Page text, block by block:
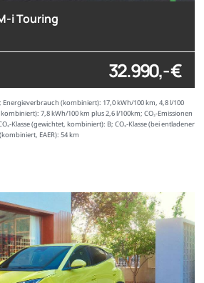
i Touring
32.990,- €
Energieverbrauch (kombiniert): 17,0 kWh/100 km, 4,8 l/100
7,8 kWh/100 km plus 2,6 l/100km; CO₂-Emissionen
Klasse (gewichtet, kombiniert): B; CO₂-Klasse (bei entladener
EAER): 54 km